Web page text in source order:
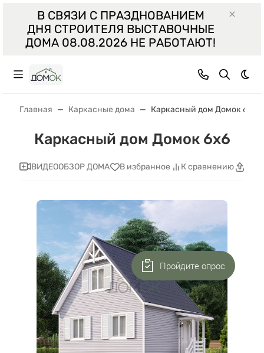
В СВЯЗИ С ПРАЗДНОВАНИЕМ
ДНЯ СТРОИТЕЛЯ ВЫСТАВОЧНЫЕ
ДОМА 08.08.2026 НЕ РАБОТАЮТ!
Главная Каркасные дома Каркасный дом Домок 6x6
Каркасный дом Домок 6x6
ВИДЕООБЗОР ДОМА В избранное К сравнению
Пройдите опрос